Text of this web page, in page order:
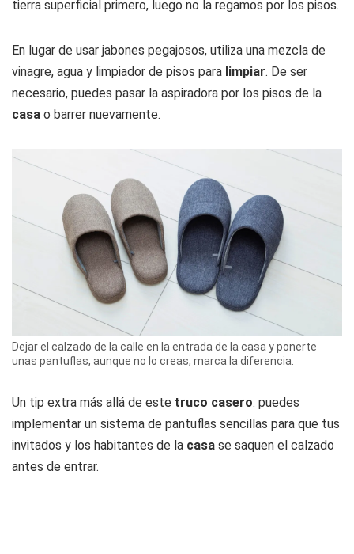
tierra superficial primero, luego no la regamos por los pisos.
En lugar de usar jabones pegajosos, utiliza una mezcla de
vinagre, agua y limpiador de pisos para limpiar. De ser
necesario, puedes pasar la aspiradora por los pisos de la
casa o barrer nuevamente.
Dejar el calzado de la calle en la entrada de la casa y ponerte
unas pantuflas, aunque no lo creas, marca la diferencia.
Un tip extra más allá de este truco casero: puedes
implementar un sistema de pantuflas sencillas para que tus
invitados y los habitantes de la casa se saquen el calzado
antes de entrar.